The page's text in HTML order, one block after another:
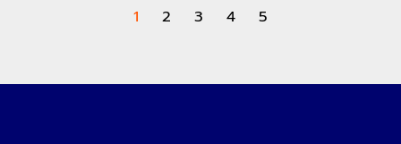
1 2 3 4 5